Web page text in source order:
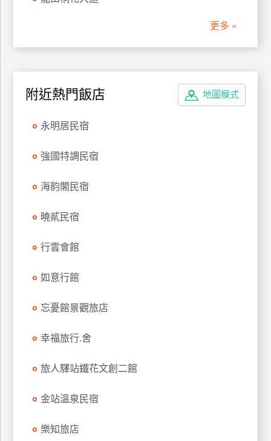
更多 »
地圖模式
附近熱門飯店
永明居民宿
強國特調民宿
海韵閣民宿
曉貳民宿
行雲會館
如意行館
忘憂館景觀旅店
幸福旅行.舍
旅人驛站鐵花文創二館
金站溫泉民宿
樂知旅店